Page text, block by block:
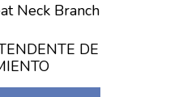
Neck Branch
DE